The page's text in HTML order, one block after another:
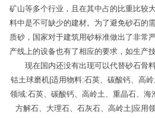
矿山等多个行业，且在其中占的比重比较
料中是不可缺少的建材。为了避免砂石的
质砂，国家对于建筑用砂标准做出了非常
产线上的设备也有了相应的要求，如生产
现在国内还没有出现可以代替砂石骨
钴土球磨机|适用物料:石英、碳酸钙、高
领域:石英、碳酸钙、高岭土、重晶石、海
方解石、大理石、石灰石、高岭土|应用